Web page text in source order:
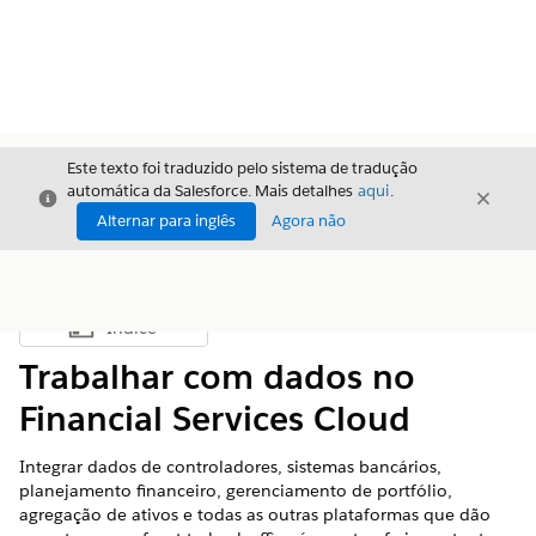
Fechar
Este texto foi traduzido pelo sistema de tradução
automática da Salesforce. Mais detalhes aqui.
Alternar para inglês
Agora não
Fechar
Mostrar índice
Índice
Trabalhar com dados no
Financial Services Cloud
Integrar dados de controladores, sistemas bancários,
planejamento financeiro, gerenciamento de portfólio,
agregação de ativos e todas as outras plataformas que dão